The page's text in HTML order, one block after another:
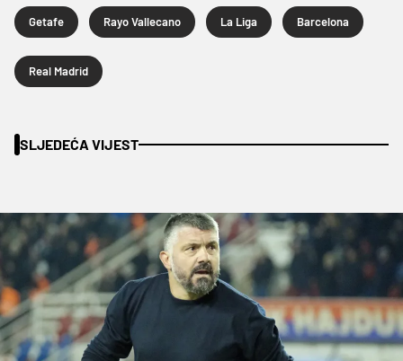
Getafe Rayo Vallecano La Liga Barcelona
Real Madrid
SLJEDEĆA VIJEST